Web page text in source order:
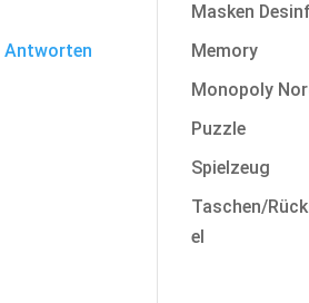
Antworten
Masken
Memory
Monopoly
Puzzle
Spielzeug
Taschen/
el